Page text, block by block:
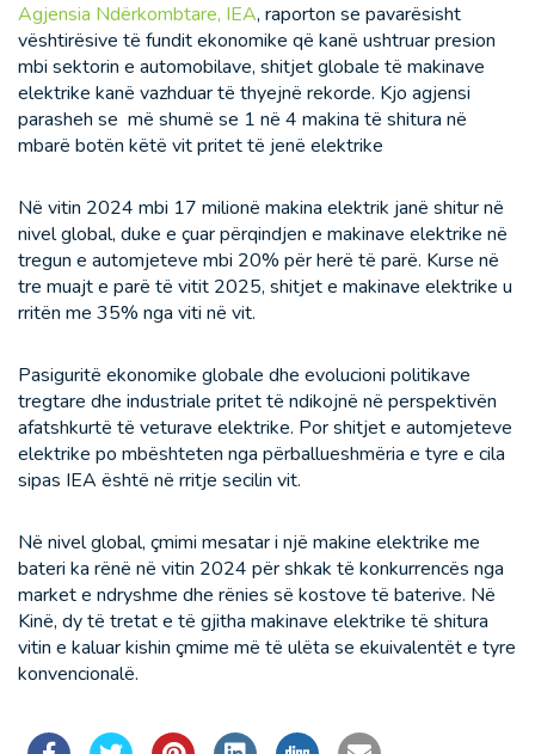
Agjensia Ndërkombtare, IEA, raporton se pavarësisht
vështirësive të fundit ekonomike që kanë ushtruar presion
mbi sektorin e automobilave, shitjet globale të makinave
elektrike kanë vazhduar të thyejnë rekorde. Kjo agjensi
parasheh se më shumë se 1 në 4 makina të shitura në
mbarë botën këtë vit pritet të jenë elektrike
Në vitin 2024 mbi 17 milionë makina elektrik janë shitur në
nivel global, duke e çuar përqindjen e makinave elektrike në
tregun e automjeteve mbi 20% për herë të parë. Kurse në
tre muajt e parë të vitit 2025, shitjet e makinave elektrike u
rritën me 35% nga viti në vit.
Pasiguritë ekonomike globale dhe evolucioni politikave
tregtare dhe industriale pritet të ndikojnë në perspektivën
afatshkurtë të veturave elektrike. Por shitjet e automjeteve
elektrike po mbështeten nga përballueshmëria e tyre e cila
sipas IEA është në rritje secilin vit.
Në nivel global, çmimi mesatar i një makine elektrike me
bateri ka rënë në vitin 2024 për shkak të konkurrencës nga
market e ndryshme dhe rënies së kostove të baterive. Në
Kinë, dy të tretat e të gjitha makinave elektrike të shitura
vitin e kaluar kishin çmime më të ulëta se ekuivalentët e tyre
konvencionalë.